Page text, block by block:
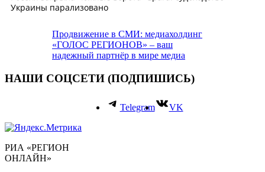
Продвижение в СМИ: медиахолдинг
«ГОЛОС РЕГИОНОВ» – ваш
надежный партнёр в мире медиа
НАШИ СОЦСЕТИ (ПОДПИШИСЬ)
Telegram VK
РИА «РЕГИОН
ОНЛАЙН»